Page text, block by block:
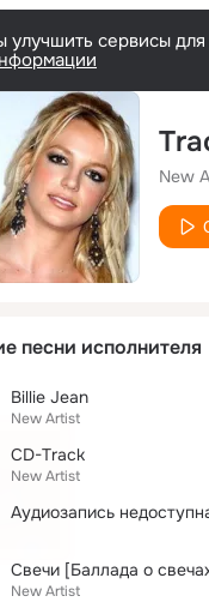
сервисы
New
песни исполнителя
Billie Jean
New Artist
CD-Track
New Artist
Аудиозапись
Свечи [Баллада о
New Artist